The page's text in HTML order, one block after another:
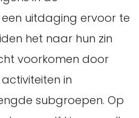
een uitdaging ervoor te
het naar hun zin
voorkomen door
in
subgroepen. Op